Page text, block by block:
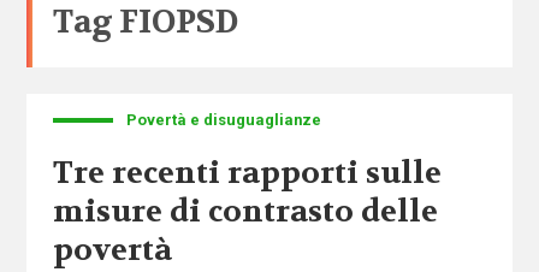
Tag FIOPSD
Povertà e disuguaglianze
Tre recenti rapporti sulle
misure di contrasto delle
povertà